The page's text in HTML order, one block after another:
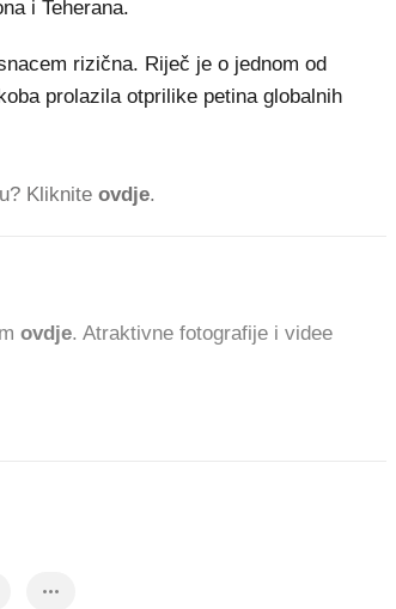
i Teherana.
rizična. Riječ je o jednom od
prolazila otprilike petina globalnih
Kliknite ovdje.
DAN
ovdje. Atraktivne fotografije i videe